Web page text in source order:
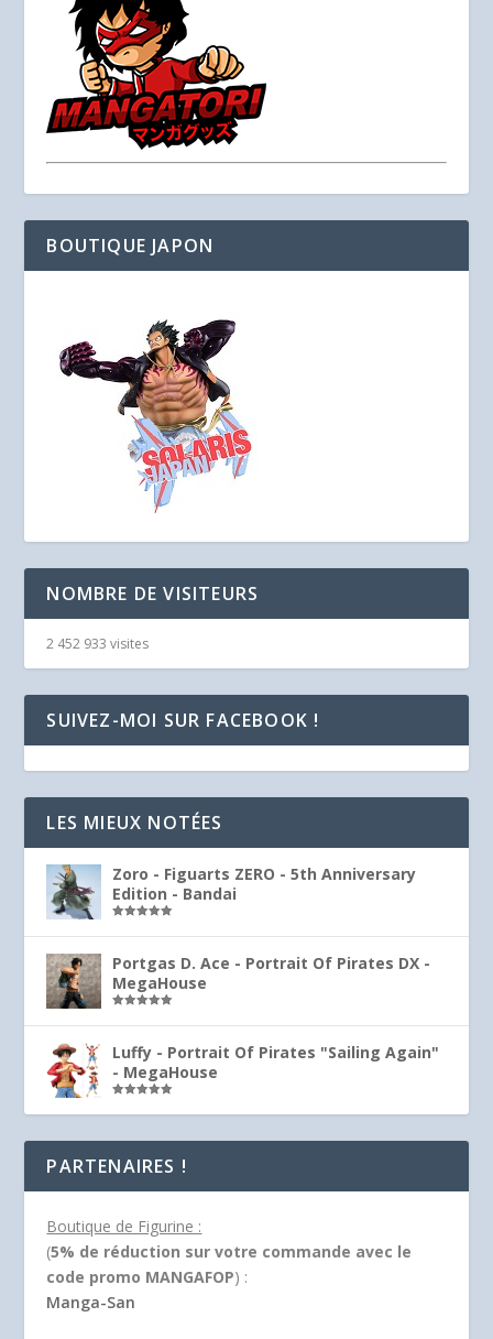
BOUTIQUE JAPON
NOMBRE DE VISITEURS
2 452 933 visites
SUIVEZ-MOI SUR FACEBOOK !
LES MIEUX NOTÉES
Zoro - Figuarts ZERO - 5th Anniversary
Edition - Bandai
Portgas D. Ace - Portrait Of Pirates DX -
MegaHouse
Luffy - Portrait Of Pirates "Sailing Again"
- MegaHouse
PARTENAIRES !
Boutique de Figurine :
(5% de réduction sur votre commande avec le
code promo MANGAFOP) :
Manga-San